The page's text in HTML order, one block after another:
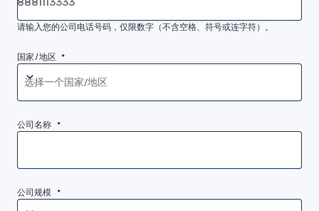
请输入您的公司电话号码，仅限数字（不含空格、符号或连字符）。
国家/地区 *
选择一个国家/地区
公司名称 *
公司规模 *